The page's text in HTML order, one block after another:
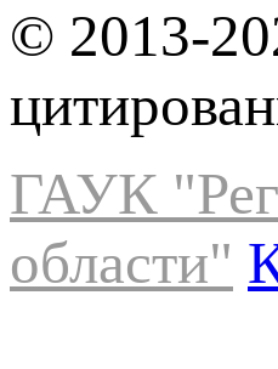
© 2013-
ГАУК
области"